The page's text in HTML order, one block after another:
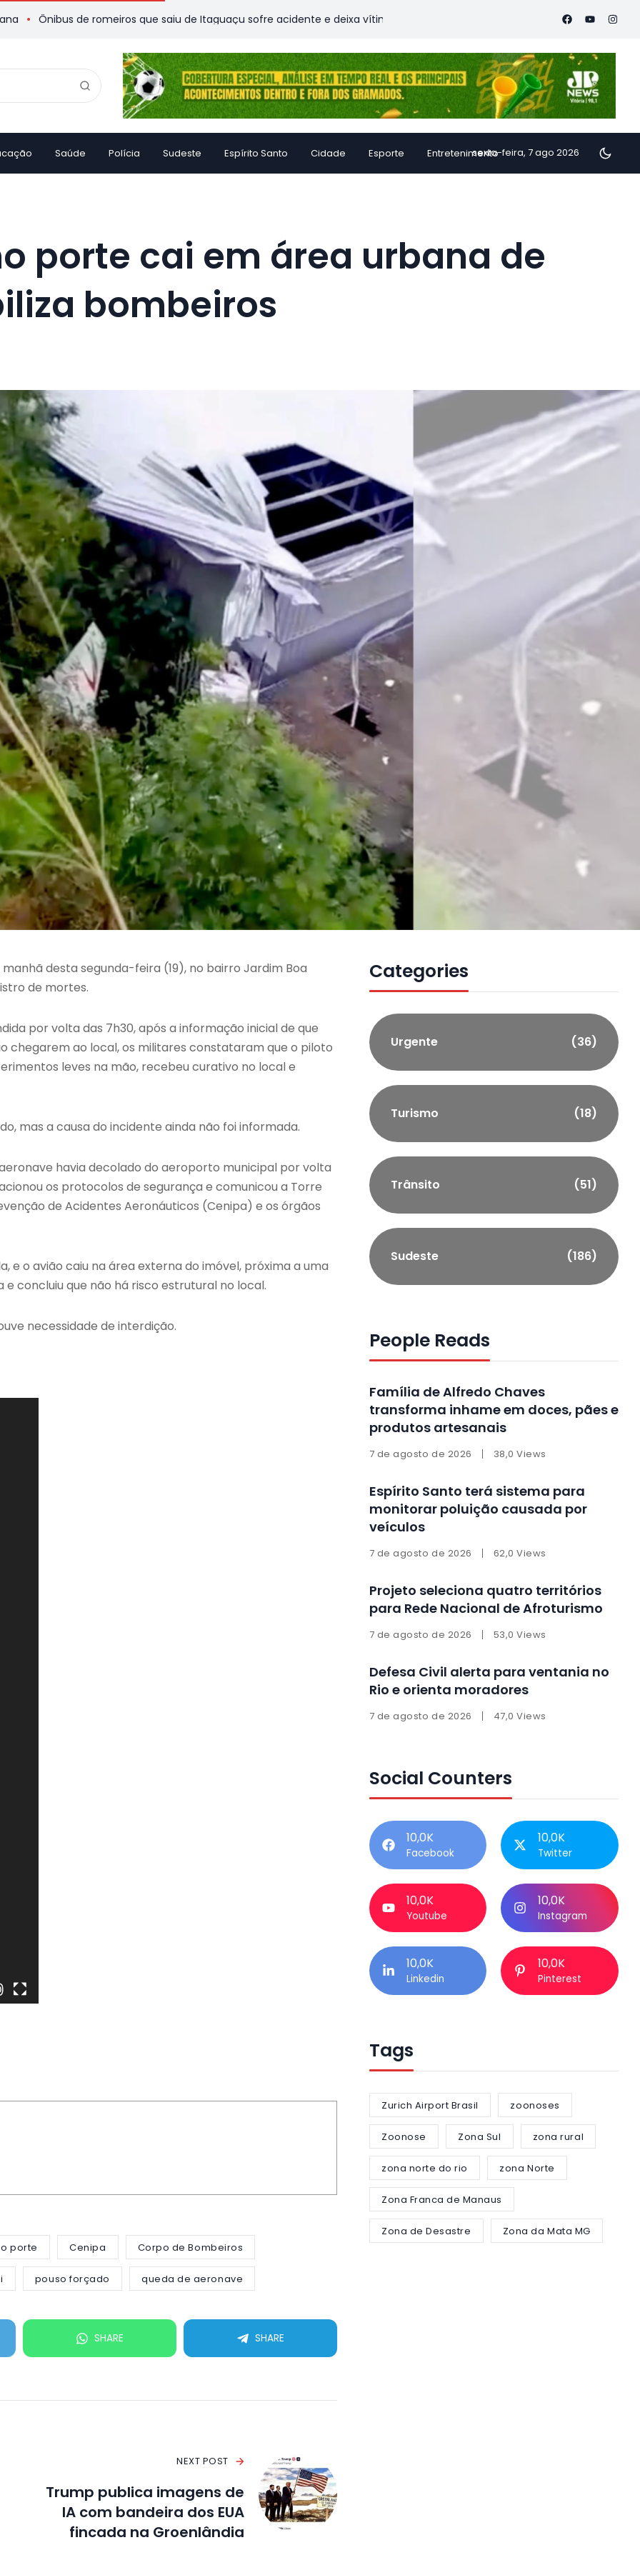
de romeiros que saiu de Itaguaçu sofre acidente e deixa vítimas Família de Alfredo Chaves transforma inhame em
Saúde Polícia Sudeste Espírito Santo Cidade Esporte Entretenimentosexta-feira, 7 ago 2026
porte cai em área urbana de
bombeiros
desta segunda-feira (19), no bairro Jardim Boa
de mortes.
por volta das 7h30, após a informação inicial de que
chegarem ao local, os militares constataram que o piloto
leves na mão, recebeu curativo no local e
mas a causa do incidente ainda não foi informada.
havia decolado do aeroporto municipal por volta
os protocolos de segurança e comunicou a Torre
de Acidentes Aeronáuticos (Cenipa) e os órgãos
o avião caiu na área externa do imóvel, próxima a uma
concluiu que não há risco estrutural no local.
necessidade de interdição.
porte Cenipa Corpo de Bombeiros
pouso forçado queda de aeronave
SHARE SHARE
NEXT POST
Trump publica imagens de
IA com bandeira dos EUA
fincada na Groenlândia
Categories
Urgente (36)
Turismo (18)
Trânsito (51)
Sudeste (186)
People Reads
Família de Alfredo Chaves
transforma inhame em doces, pães e
produtos artesanais
7 de agosto de 2026 38,0 Views
Espírito Santo terá sistema para
monitorar poluição causada por
veículos
7 de agosto de 2026 62,0 Views
Projeto seleciona quatro territórios
para Rede Nacional de Afroturismo
7 de agosto de 2026 53,0 Views
Defesa Civil alerta para ventania no
Rio e orienta moradores
7 de agosto de 2026 47,0 Views
Social Counters
10,0K
Facebook
10,0K
Twitter
10,0K
Youtube
10,0K
Instagram
10,0K
Linkedin
10,0K
Pinterest
Tags
Zurich Airport Brasil zoonoses
Zoonose Zona Sul zona rural
zona norte do rio zona Norte
Zona Franca de Manaus
Zona de Desastre Zona da Mata MG